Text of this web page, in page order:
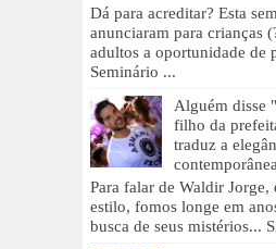
Dá para acreditar? Esta
anunciaram para crianças
adultos a oportunidade de
Seminário ...
Alguém disse
filho da
traduz a
Para falar de Waldir Jorge,
estilo, fomos longe em
busca de seus mistérios...